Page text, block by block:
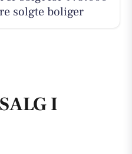
solgte boliger
I